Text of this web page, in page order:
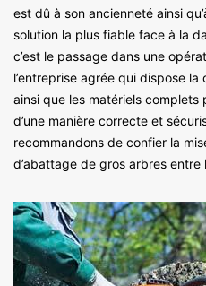
est dû à son ancienneté ainsi
solution la plus fiable face à la
c’est le passage dans une
l’entreprise agrée qui dispose
ainsi que les matériels complets
d’une manière correcte et
recommandons de confier la
d’abattage de gros arbres entre